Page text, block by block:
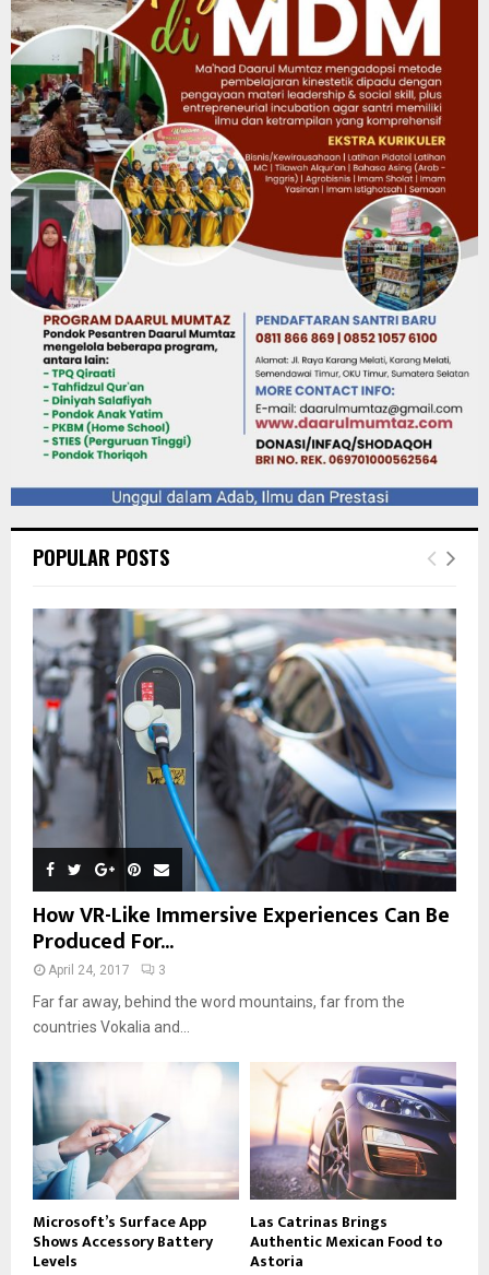
POPULAR POSTS
How VR-Like Immersive Experiences Can Be
Produced For...
April 24, 2017 3
Far far away, behind the word mountains, far from the
countries Vokalia and...
Microsoft’s Surface App
Shows Accessory Battery
Levels
Las Catrinas Brings
Authentic Mexican Food to
Astoria